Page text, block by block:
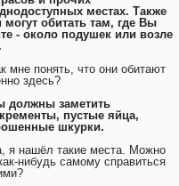
местах. Также
могут обитать там, где Вы
- около подушек или возле
мне понять, что они обитают
здесь?
должны заметить
пустые яйца,
шкурки.
я нашёл такие места. Можно
нибудь самому справиться